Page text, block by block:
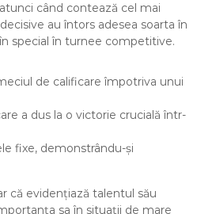
când contează cel mai
au întors adesea soarta în
special în turnee competitive.
de calificare împotriva unui
a dus la o victorie crucială într-
fixe, demonstrându-și
că evidențiază talentul său
sa în situații de mare